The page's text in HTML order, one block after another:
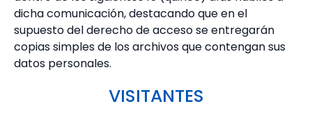
dicha comunicación, destacando que en el
supuesto del derecho de acceso se entregarán
copias simples de los archivos que contengan sus
datos personales.
VISITANTES